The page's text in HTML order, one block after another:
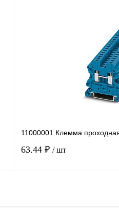
11000001 Клемма
63.44 ₽ / шт